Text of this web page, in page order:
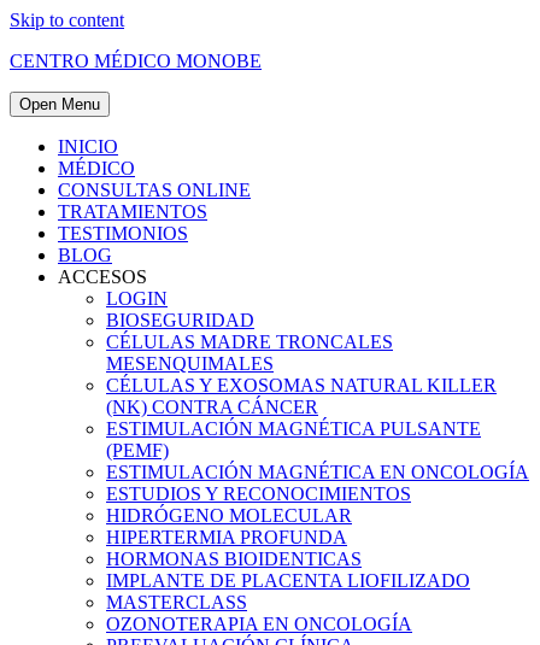
Skip to content
CENTRO MÉDICO MONOBE
Open Menu
INICIO
MÉDICO
CONSULTAS ONLINE
TRATAMIENTOS
TESTIMONIOS
BLOG
ACCESOS
LOGIN
BIOSEGURIDAD
CÉLULAS MADRE TRONCALES
MESENQUIMALES
CÉLULAS Y EXOSOMAS NATURAL KILLER
(NK) CONTRA CÁNCER
ESTIMULACIÓN MAGNÉTICA PULSANTE
(PEMF)
ESTIMULACIÓN MAGNÉTICA EN ONCOLOGÍA
ESTUDIOS Y RECONOCIMIENTOS
HIDRÓGENO MOLECULAR
HIPERTERMIA PROFUNDA
HORMONAS BIOIDENTICAS
IMPLANTE DE PLACENTA LIOFILIZADO
MASTERCLASS
OZONOTERAPIA EN ONCOLOGÍA